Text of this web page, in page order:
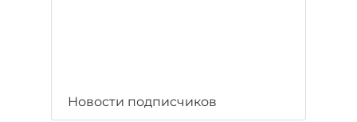
Новости подписчиков